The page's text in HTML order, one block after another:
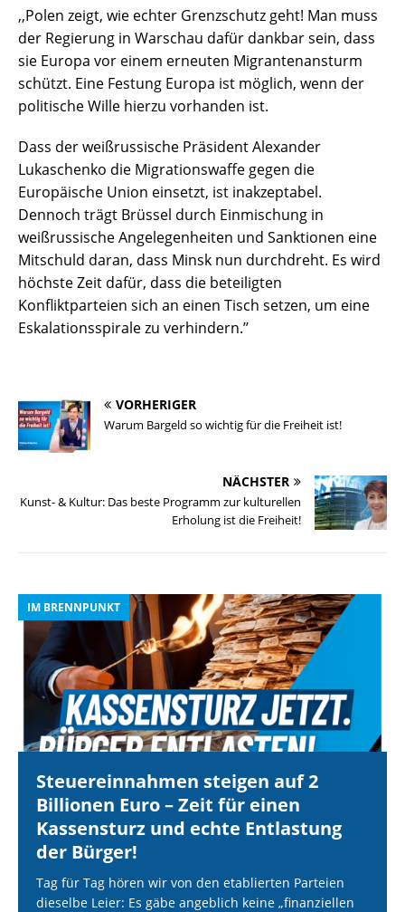
,,Polen zeigt, wie echter Grenzschutz geht! Man muss
der Regierung in Warschau dafür dankbar sein, dass
sie Europa vor einem erneuten Migrantenansturm
schützt. Eine Festung Europa ist möglich, wenn der
politische Wille hierzu vorhanden ist.
Dass der weißrussische Präsident Alexander
Lukaschenko die Migrationswaffe gegen die
Europäische Union einsetzt, ist inakzeptabel.
Dennoch trägt Brüssel durch Einmischung in
weißrussische Angelegenheiten und Sanktionen eine
Mitschuld daran, dass Minsk nun durchdreht. Es wird
höchste Zeit dafür, dass die beteiligten
Konfliktparteien sich an einen Tisch setzen, um eine
Eskalationsspirale zu verhindern.’’
VORHERIGER
Warum Bargeld so wichtig für die Freiheit ist!
NÄCHSTER
Kunst- & Kultur: Das beste Programm zur kulturellen
Erholung ist die Freiheit!
IM BRENNPUNKT
Steuereinnahmen steigen auf 2
Billionen Euro – Zeit für einen
Kassensturz und echte Entlastung
der Bürger!
Tag für Tag hören wir von den etablierten Parteien
dieselbe Leier: Es gäbe angeblich keine „finanziellen